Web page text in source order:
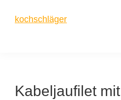
Inhalt
Seitenspalte
kochschläger
Kabeljaufilet